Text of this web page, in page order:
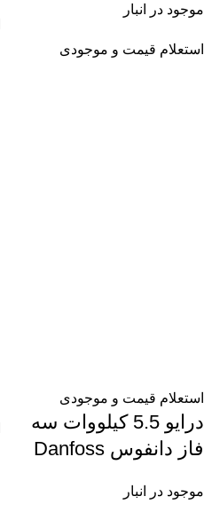
موجود در انبار
استعلام قیمت و موجودی
استعلام قیمت و موجودی
درایو 5.5 کیلووات سه
فاز دانفوس Danfoss
موجود در انبار